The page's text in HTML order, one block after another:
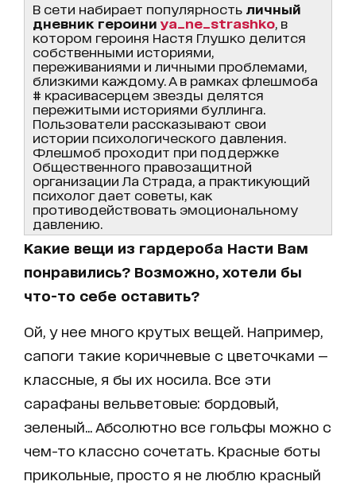
В сети набирает популярность личный
дневник героини ya_ne_strashko , в
котором героиня Настя Глушко делится
собственными историями,
переживаниями и личными проблемами,
близкими каждому. А в рамках флешмоба
# красивасерцем звезды делятся
пережитыми историями буллинга.
Пользователи рассказывают свои
истории психологического давления.
Флешмоб проходит при поддержке
Общественного правозащитной
организации Ла Страда, а практикующий
психолог дает советы, как
противодействовать эмоциональному
давлению.
Какие вещи из гардероба Насти Вам
понравились? Возможно, хотели бы
что-то себе оставить?
Ой, у нее много крутых вещей. Например,
сапоги такие коричневые с цветочками —
классные, я бы их носила. Все эти
сарафаны вельветовые: бордовый,
зеленый... Абсолютно все гольфы можно с
чем-то классно сочетать. Красные боты
прикольные, просто я не люблю красный